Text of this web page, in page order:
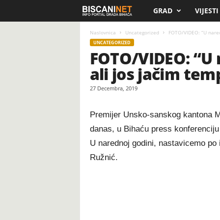
i
s
c
n
i
GRAD VIJESTI
Naslovnica Uncategorized FOTO/VIDEO: “U
UNCATEGORIZED
FOTO/VIDEO:
ali jos jačim
27 Decembra, 2019
Premijer Unsko-sanskog kantona
danas, u Bihaću press
U narednoj godini, nastavicemo
Ružnić.